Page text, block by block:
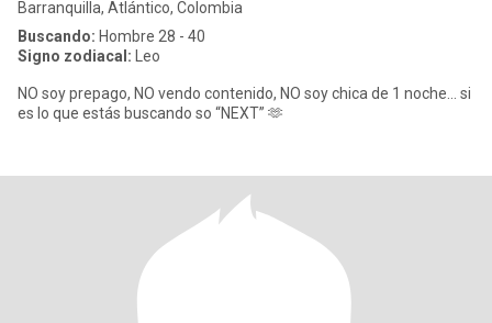
Barranquilla, Atlántico, Colombia
Buscando: Hombre 28 - 40
Signo zodiacal: Leo
NO soy prepago, NO vendo contenido, NO soy chica de 1 noche… si
es lo que estás buscando so “NEXT” 🫶